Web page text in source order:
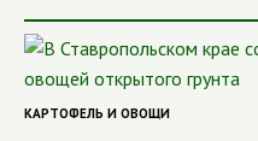
КАРТОФЕЛЬ И ОВОЩИ